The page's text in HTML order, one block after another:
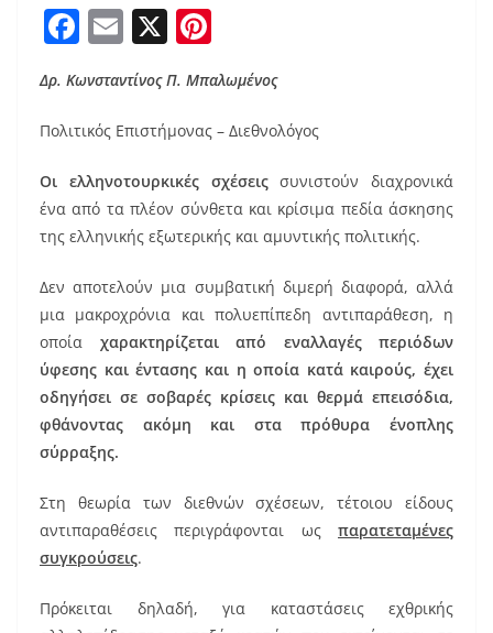
F
c
e
b
o
o
k
E
m
ai
l
X
nt
er
e
st
Δρ. Κωνσταντίνος Π. Μπαλωμένος
Πολιτικός Επιστήμονας – Διεθνολόγος
Οι ελληνοτουρκικές σχέσειςσυνιστούν διαχρονικά
ένα από τα πλέον σύνθετα και κρίσιμα πεδία άσκησης
της ελληνικής εξωτερικής και αμυντικής πολιτικής.
Δεν αποτελούν μια συμβατική διμερή διαφορά, αλλά
μια μακροχρόνια και πολυεπίπεδη αντιπαράθεση, η
οποία χαρακτηρίζεται από εναλλαγές περιόδων
ύφεσης και έντασης και η οποία κατά καιρούς, έχει
οδηγήσει σε σοβαρές κρίσεις και θερμά επεισόδια,
φθάνοντας ακόμη και στα πρόθυρα ένοπλης
σύρραξης.
Στη θεωρία των διεθνών σχέσεων, τέτοιου είδους
αντιπαραθέσεις περιγράφονται ως παρατεταμένες
συγκρούσεις.
Πρόκειται δηλαδή, για καταστάσεις εχθρικής